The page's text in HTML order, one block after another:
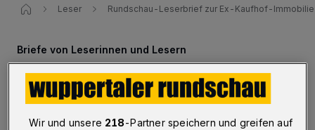
Leser Rundschau-Leserbrief zur Ex-Kaufhof-Immobilie
Briefe von Leserinnen und Lesern
„Computergenerierte Heile-
Welt-Bilder“
Wir und unsere 218-Partner speichern und greifen auf